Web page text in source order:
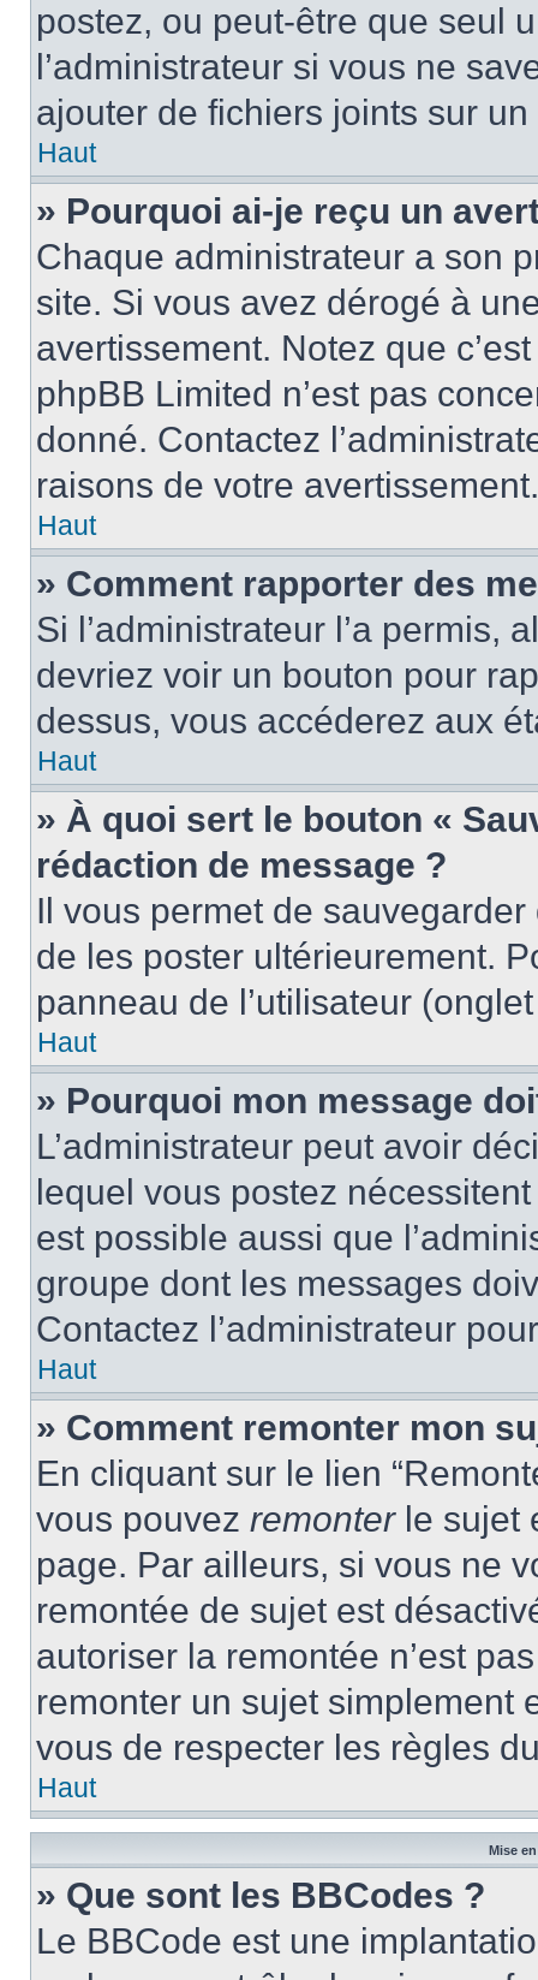
postez, ou peut-être que seul
l’administrateur si vous ne
ajouter de fichiers joints sur un
Haut
» Pourquoi ai-je reçu un
Chaque administrateur a son
site. Si vous avez dérogé à
avertissement. Notez que
phpBB Limited n’est pas
donné. Contactez
raisons de votre avertissement.
Haut
» Comment rapporter des
Si l’administrateur l’a permis,
devriez voir un bouton pour
dessus, vous accéderez aux
Haut
» À quoi sert le bouton «
rédaction de message ?
Il vous permet de
de les poster ultérieurement.
panneau de l’utilisateur
Haut
» Pourquoi mon message
L’administrateur peut avoir
lequel vous postez
est possible aussi que
groupe dont les messages
Contactez l’administrateur
Haut
» Comment remonter mon
En cliquant sur le lien
vous pouvez remonterle sujet
page. Par ailleurs, si vous ne
remontée de sujet est
autoriser la remontée n’est
remonter un sujet simplement
vous de respecter les règles
Haut
Mise
» Que sont les BBCodes ?
Le BBCode est une